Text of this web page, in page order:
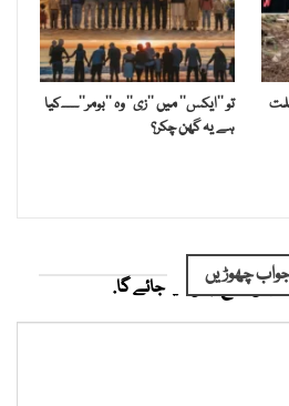
تو ’’ایکس‘‘ میں ’’زی‘‘ وہ ’’بومر‘‘۔۔۔۔کیا
ہے یہ گھن چکر؟
چھوڑیں
شائع نہیں کیا جائے گا.